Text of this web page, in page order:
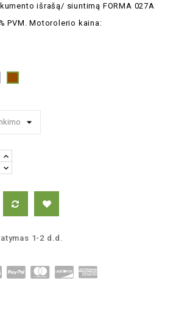
išrašą/ siuntimą FORMA 027A
PVM.Motorolerio kaina:
1-2 d.d.